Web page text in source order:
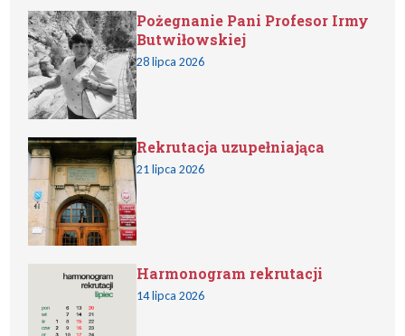
Pożegnanie Pani Profesor Irmy
Butwiłowskiej
28 lipca 2026
Rekrutacja uzupełniająca
21 lipca 2026
Harmonogram rekrutacji
14 lipca 2026